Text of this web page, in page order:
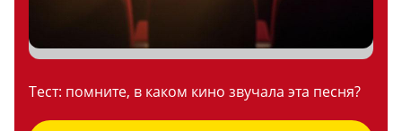
Тест: помните, в каком кино звучала эта песня?